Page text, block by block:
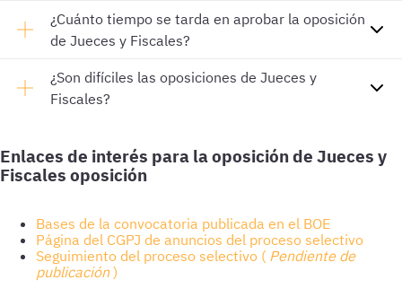
¿Cuánto tiempo se tarda en aprobar la oposición
de Jueces y Fiscales?
¿Son difíciles las oposiciones de Jueces y
Fiscales?
Enlaces de interés para la oposición de Jueces y
Fiscales oposición
Bases de la convocatoria publicada en el BOE
Página del CGPJ de anuncios del proceso selectivo
Seguimiento del proceso selectivo ( Pendiente de
publicación)